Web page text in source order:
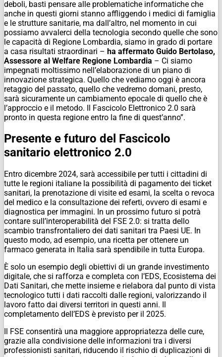
deboli, basti pensare alle problematiche informatiche che
anche in questi giorni stanno affliggendo i medici di famiglia
e le strutture sanitarie, ma dall’altro, nel momento in cui
possiamo avvalerci della tecnologia secondo quelle che sono
le capacità di Regione Lombardia, siamo in grado di portare
a casa risultati straordinari – ha affermato Guido Bertolaso,
Assessore al Welfare Regione Lombardia – Ci siamo
impegnati moltissimo nell’elaborazione di un piano di
innovazione strategica. Quello che vediamo oggi è ancora
retaggio del passato, quello che vedremo domani, presto,
sarà sicuramente un cambiamento epocale di quello che è
l’approccio e il metodo. Il Fascicolo Elettronico 2.0 sarà
pronto in questa regione entro la fine di quest’anno”.
Presente e futuro del Fascicolo
sanitario elettronico 2.0
Entro dicembre 2024, sarà accessibile per tutti i cittadini di
tutte le regioni italiane la possibilità di pagamento dei ticket
sanitari, la prenotazione di visite ed esami, la scelta o revoca
del medico e la consultazione dei referti, ovvero di esami e
diagnostica per immagini. In un prossimo futuro si potrà
contare sull’interoperabilità del FSE 2.0: si tratta dello
scambio transfrontaliero dei dati sanitari tra Paesi UE. In
questo modo, ad esempio, una ricetta per ottenere un
farmaco generata in Italia sarà spendibile in tutta Europa.
È solo un esempio degli obiettivi di un grande investimento
digitale, che si rafforza e completa con l’EDS, Ecosistema dei
Dati Sanitari, che mette insieme e rielabora dal punto di vista
tecnologico tutti i dati raccolti dalle regioni, valorizzando il
lavoro fatto dai diversi territori in questi anni. Il
completamento dell’EDS è previsto per il 2025.
Il FSE consentirà una maggiore appropriatezza delle cure,
grazie alla condivisione delle informazioni tra i diversi
professionisti sanitari, riducendo il rischio di duplicazioni di